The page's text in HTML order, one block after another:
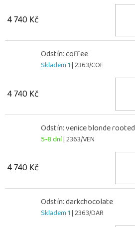
4 740 Kč
Odstín: coffee
Skladem 1| 2363/COF
4 740 Kč
Odstín: venice blonde rooted
5-8 dní| 2363/VEN
4 740 Kč
Odstín: darkchocolate
Skladem 1| 2363/DAR